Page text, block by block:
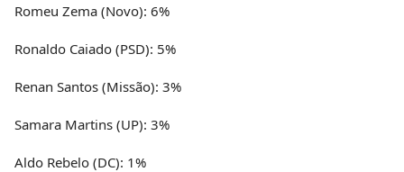
Romeu Zema (Novo): 6%
Ronaldo Caiado (PSD): 5%
Renan Santos (Missão): 3%
Samara Martins (UP): 3%
Aldo Rebelo (DC): 1%